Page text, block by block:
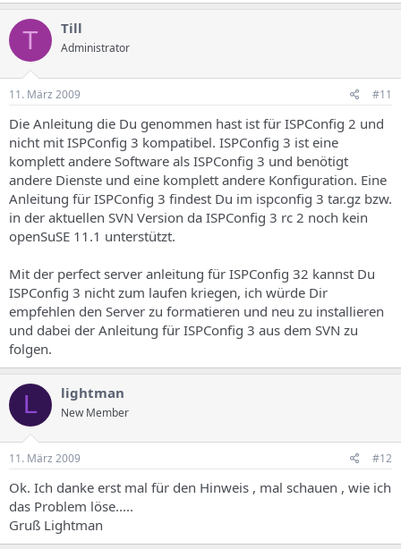
T Till
Administrator
11. März 2009 #11
Die Anleitung die Du genommen hast ist für ISPConfig 2 und
nicht mit ISPConfig 3 kompatibel. ISPConfig 3 ist eine
komplett andere Software als ISPConfig 3 und benötigt
andere Dienste und eine komplett andere Konfiguration. Eine
Anleitung für ISPConfig 3 findest Du im ispconfig 3 tar.gz bzw.
in der aktuellen SVN Version da ISPConfig 3 rc 2 noch kein
openSuSE 11.1 unterstützt.
Mit der perfect server anleitung für ISPConfig 32 kannst Du
ISPConfig 3 nicht zum laufen kriegen, ich würde Dir
empfehlen den Server zu formatieren und neu zu installieren
und dabei der Anleitung für ISPConfig 3 aus dem SVN zu
folgen.
L lightman
New Member
11. März 2009 #12
Ok. Ich danke erst mal für den Hinweis , mal schauen , wie ich
das Problem löse.....
Gruß Lightman